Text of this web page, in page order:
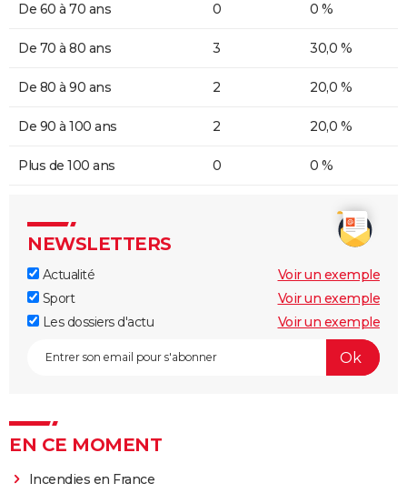
De 60 à 70 ans 0 0 %
De 70 à 80 ans 3 30,0 %
De 80 à 90 ans 2 20,0 %
De 90 à 100 ans 2 20,0 %
Plus de 100 ans 0 0 %
NEWSLETTERS
Actualité
Voir un exemple
Sport
Voir un exemple
Les dossiers d'actu
Voir un exemple
EN CE MOMENT
Incendies en France